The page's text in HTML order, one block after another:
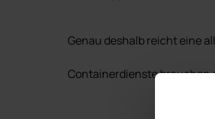
Genau deshalb reicht eine
Containerdienste brauchen